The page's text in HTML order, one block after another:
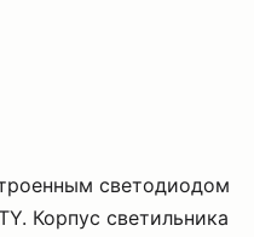
светодиодом
Корпус светильника